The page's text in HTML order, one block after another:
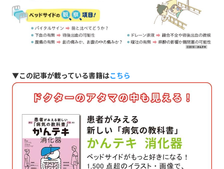
▼この記事が載っている書籍はこちら